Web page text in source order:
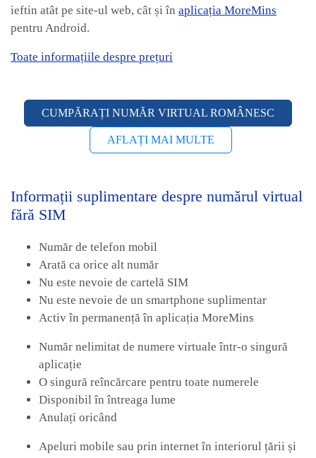
ieftin atât pe site-ul web, cât și în aplicația MoreMins
pentru Android.
Toate informațiile despre prețuri
CUMPĂRAȚI NUMĂR VIRTUAL ROMÂNESC
AFLAȚI MAI MULTE
Informații suplimentare despre numărul virtual
fără SIM
Număr de telefon mobil
Arată ca orice alt număr
Nu este nevoie de cartelă SIM
Nu este nevoie de un smartphone suplimentar
Activ în permanență în aplicația MoreMins
Număr nelimitat de numere virtuale într-o singură
aplicație
O singură reîncărcare pentru toate numerele
Disponibil în întreaga lume
Anulați oricând
Apeluri mobile sau prin internet în interiorul țării și